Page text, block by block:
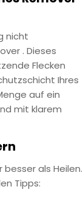
nicht
. Dieses
Flecken
Ihres
auf ein
mit klarem
als Heilen.
Tipps: